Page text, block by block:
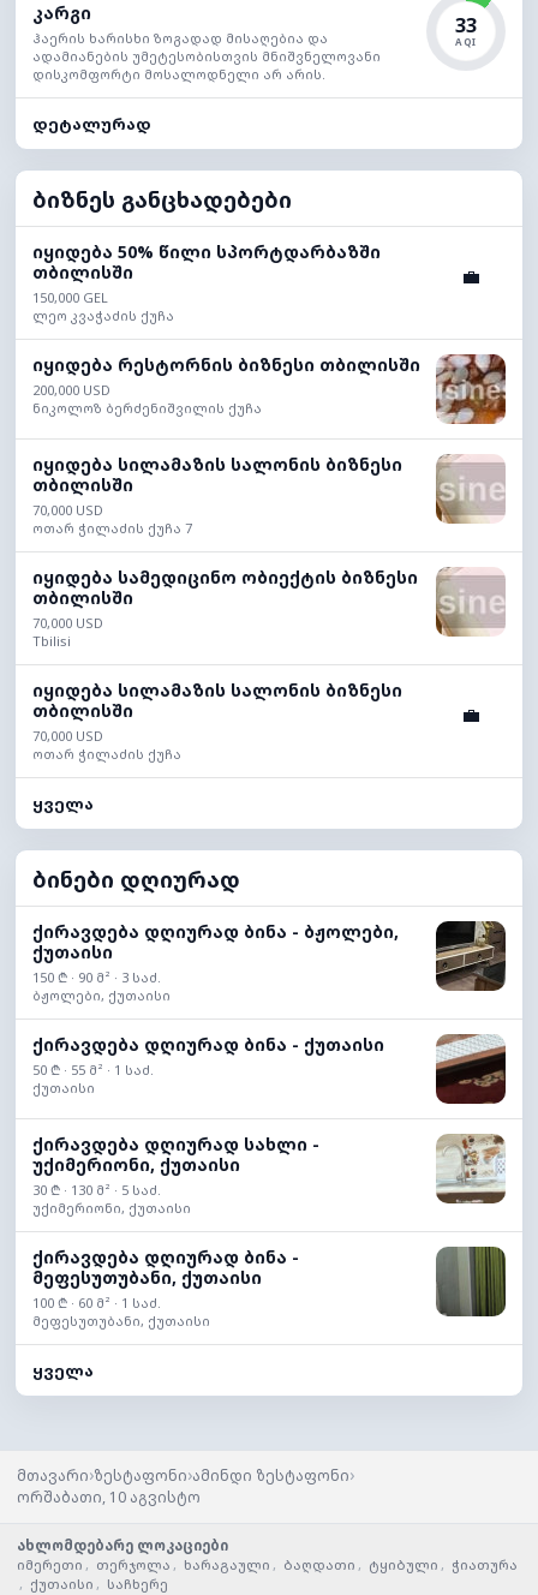
კარგი
ჰაერის ხარისხი ზოგადად მისაღებია და
ადამიანების უმეტესობისთვის მნიშვნელოვანი
დისკომფორტი მოსალოდნელი არ არის.
33
AQI
დეტალურად
ბიზნეს განცხადებები
იყიდება 50% წილი სპორტდარბაზში
თბილისში
150,000 GEL
ლეო კვაჭაძის ქუჩა
💼
იყიდება რესტორნის ბიზნესი თბილისში
200,000 USD
ნიკოლოზ ბერძენიშვილის ქუჩა
იყიდება სილამაზის სალონის ბიზნესი
თბილისში
70,000 USD
ოთარ ჭილაძის ქუჩა 7
იყიდება სამედიცინო ობიექტის ბიზნესი
თბილისში
70,000 USD
Tbilisi
იყიდება სილამაზის სალონის ბიზნესი
თბილისში
70,000 USD
ოთარ ჭილაძის ქუჩა
💼
ყველა
ბინები დღიურად
ქირავდება დღიურად ბინა - ბჟოლები,
ქუთაისი
150 ₾ · 90 მ² · 3 საძ.
ბჟოლები, ქუთაისი
ქირავდება დღიურად ბინა - ქუთაისი
50 ₾ · 55 მ² · 1 საძ.
ქუთაისი
ქირავდება დღიურად სახლი -
უქიმერიონი, ქუთაისი
30 ₾ · 130 მ² · 5 საძ.
უქიმერიონი, ქუთაისი
ქირავდება დღიურად ბინა -
მეფესუთუბანი, ქუთაისი
100 ₾ · 60 მ² · 1 საძ.
მეფესუთუბანი, ქუთაისი
ყველა
მთავარი›ზესტაფონი›ამინდი ზესტაფონი›
ორშაბათი, 10 აგვისტო
ახლომდებარე ლოკაციები
იმერეთი , თერჯოლა , ხარაგაული , ბაღდათი , ტყიბული , ჭიათურა
, ქუთაისი , საჩხერე